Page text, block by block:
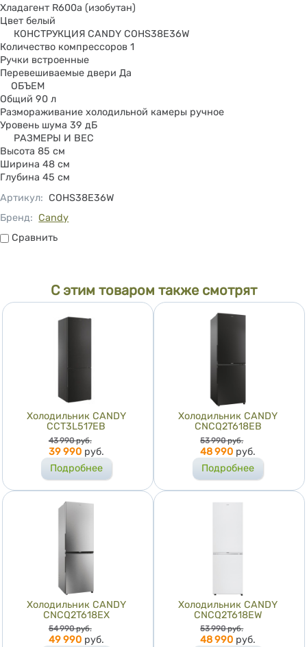
Хладагент R600a (изобутан)
Цвет белый
КОНСТРУКЦИЯ CANDY COHS38E36W
Количество компрессоров 1
Ручки встроенные
Перевешиваемые двери Да
ОБЪЕМ
Общий 90 л
Размораживание холодильной камеры ручное
Уровень шума 39 дБ
РАЗМЕРЫ И ВЕС
Высота 85 см
Ширина 48 см
Глубина 45 см
Артикул: COHS38E36W
Бренд: Candy
СравнитьСравнить
С этим товаром также смотрят
Холодильник CANDY
CCT3L517EB
Цена
43 990 руб.
39 990 руб.
Подробнее
Холодильник CANDY
CNCQ2T618EB
Цена
53 990 руб.
48 990 руб.
Подробнее
Холодильник CANDY
CNCQ2T618EX
Цена
54 990 руб.
49 990 руб.
Холодильник CANDY
CNCQ2T618EW
Цена
53 990 руб.
48 990 руб.